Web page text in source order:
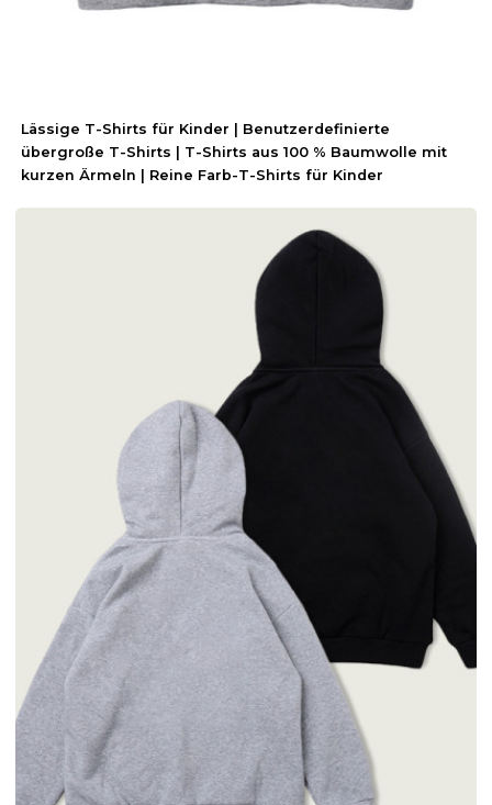
Lässige T-Shirts für Kinder | Benutzerdefinierte
übergroße T-Shirts | T-Shirts aus 100 % Baumwolle mit
kurzen Ärmeln | Reine Farb-T-Shirts für Kinder